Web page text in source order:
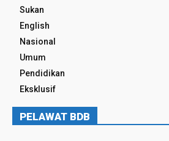
Sukan
English
Nasional
Umum
Pendidikan
Eksklusif
PELAWAT BDB